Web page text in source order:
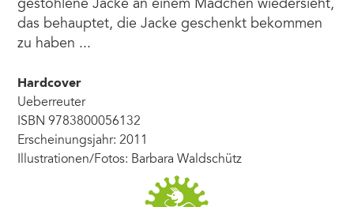
gestohlene Jacke an einem Mädchen wiedersieht,
das behauptet, die Jacke geschenkt bekommen
zu haben ...
Hardcover
Ueberreuter
ISBN 9783800056132
Erscheinungsjahr: 2011
Illustrationen/Fotos: Barbara Waldschütz